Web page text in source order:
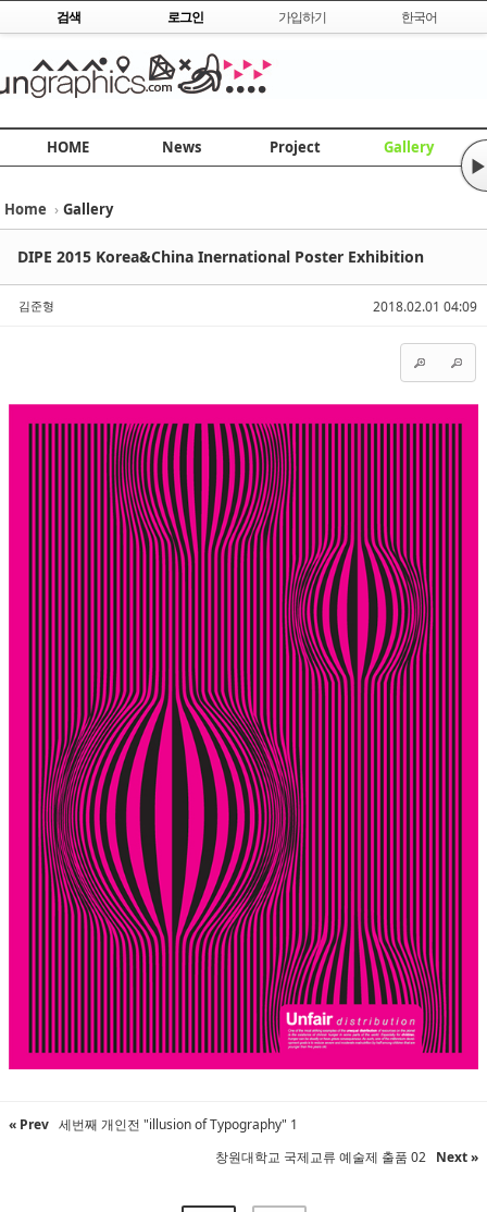
Skip to content
검색 로그인 가입하기 한국어
HOME News Project Gallery
▶
Home › Gallery
2018.02.01 04:09
DIPE 2015 Korea&China Inernational Poster Exhibition
김준형
« Prev 세번째 개인전 "illusion of Typography" 1
창원대학교 국제교류 예술제 출품 02 Next »
Sketchbook5, 스케치북5
Sketchbook5, 스케치북5
Sketchbook5, 스케치북5
Sketchbook5, 스케치북5